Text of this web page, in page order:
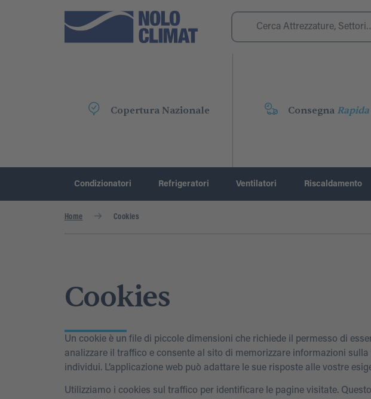
Copertura Nazionale Consegna Rapida
Condizionatori Refrigeratori Ventilatori Riscaldamento
Home Cookies
Cookies
Un cookie è un file di piccole dimensioni che richiede il permesso di
analizzare il traffico e consente al sito di memorizzare informazioni
individui. L’applicazione web può adattare le sue risposte alle vostre
Utilizziamo i cookies sul traffico per identificare le pagine visitate.